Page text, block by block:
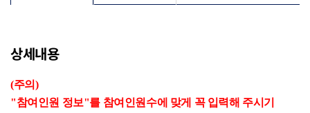
상세내용
(주의)
"참여인원 정보"를 참여인원수에 맞게 꼭 입력해 주시기